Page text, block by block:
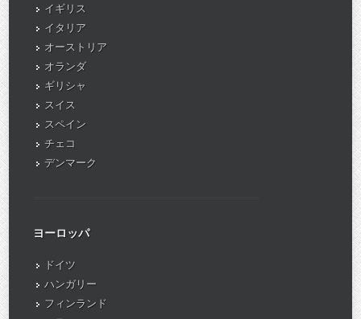
イギリス
イタリア
オーストリア
オランダ
ギリシャ
スイス
スペイン
チェコ
デンマーク
ヨーロッパ
ドイツ
ハンガリー
フィンランド